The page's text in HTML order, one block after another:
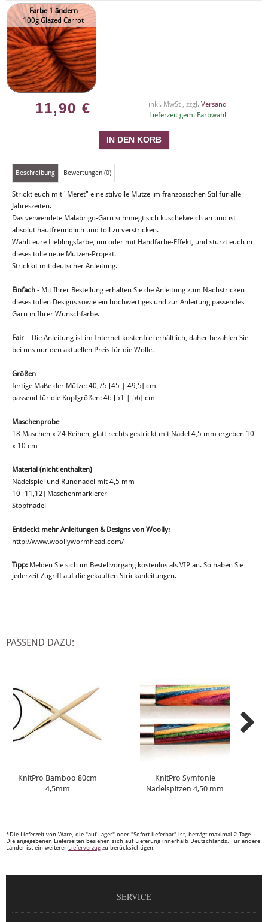
Farbe 1 ändern
100g Glazed Carrot
11,90 € inkl. MwSt , zzgl. Versand
Lieferzeit gem. Farbwahl
Beschreibung Bewertungen (0)
Strickt euch mit "Meret" eine stilvolle Mütze im französischen Stil für alle
Jahreszeiten.
Das verwendete Malabrigo-Garn schmiegt sich kuschelweich an und ist
absolut hautfreundlich und toll zu verstricken.
Wählt eure Lieblingsfarbe, uni oder mit Handfärbe-Effekt, und stürzt euch in
dieses tolle neue Mützen-Projekt.
Strickkit mit deutscher Anleitung.
Einfach - Mit Ihrer Bestellung erhalten Sie die Anleitung zum Nachstricken
dieses tollen Designs sowie ein hochwertiges und zur Anleitung passendes
Garn in Ihrer Wunschfarbe.
Fair - Die Anleitung ist im Internet kostenfrei erhältlich, daher bezahlen Sie
bei uns nur den aktuellen Preis für die Wolle.
Größen
fertige Maße der Mütze: 40,75 [45 | 49,5] cm
passend für die Kopfgrößen: 46 [51 | 56] cm
Maschenprobe
18 Maschen x 24 Reihen, glatt rechts gestrickt mit Nadel 4,5 mm ergeben 10
x 10 cm
Material (nicht enthalten)
Nadelspiel und Rundnadel mit 4,5 mm
10 [11,12] Maschenmarkierer
Stopfnadel
Entdeckt mehr Anleitungen & Designs von Woolly:
http://www.woollywormhead.com/
Tipp: Melden Sie sich im Bestellvorgang kostenlos als VIP an. So haben Sie
jederzeit Zugriff auf die gekauften Strickanleitungen.
PASSEND DAZU:
KnitPro Bamboo 80cm
4,5mm
KnitPro Symfonie
Nadelspitzen 4,50 mm
*Die Lieferzeit von Ware, die "auf Lager" oder "Sofort lieferbar" ist, beträgt maximal 2 Tage.
Die angegebenen Lieferzeiten beziehen sich auf Lieferung innerhalb Deutschlands. Für andere
Länder ist ein weiterer Lieferverzug zu berücksichtigen.
SERVICE